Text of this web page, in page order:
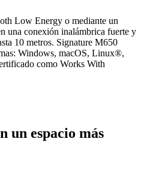
Low Energy o mediante un
una conexión inalámbrica fuerte y
10 metros. Signature M650
Windows, macOS, Linux®,
como Works With
un espacio más